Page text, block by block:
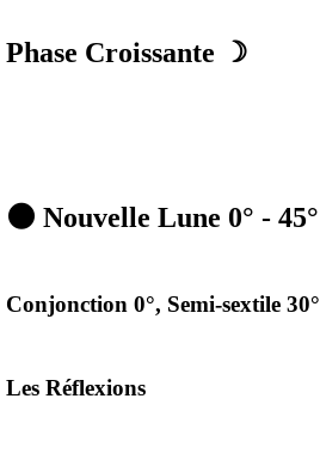
Phase Croissante ☽
🌑 Nouvelle Lune 0° - 45°
Conjonction 0°, Semi-sextile 30°
Les Réflexions